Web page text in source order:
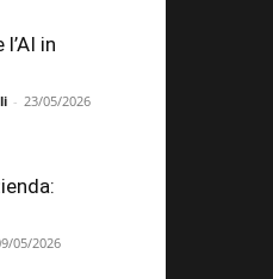
in
- 23/05/2026
05/2026